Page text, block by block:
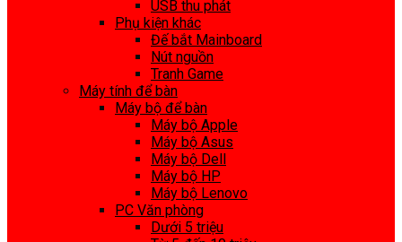
USB thu phát
Phụ kiện khác
Đế bắt Mainboard
Nút nguồn
Tranh Game
Máy tính để bàn
Máy bộ để bàn
Máy bộ Apple
Máy bộ Asus
Máy bộ Dell
Máy bộ HP
Máy bộ Lenovo
PC Văn phòng
Dưới 5 triệu